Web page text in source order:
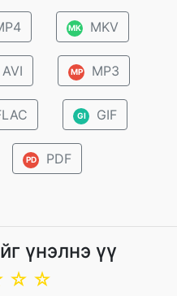
MK MKV
AVI MP MP3
GI GIF
PD PDF
үнэлнэ үү
☆
☆